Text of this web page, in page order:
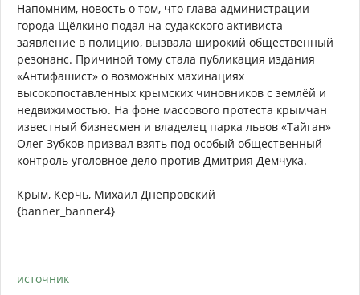
Напомним, новость о том, что глава администрации
города Щёлкино подал на судакского активиста
заявление в полицию, вызвала широкий общественный
резонанс. Причиной тому стала публикация издания
«Антифашист» о возможных махинациях
высокопоставленных крымских чиновников с землёй и
недвижимостью. На фоне массового протеста крымчан
известный бизнесмен и владелец парка львов «Тайган»
Олег Зубков призвал взять под особый общественный
контроль уголовное дело против Дмитрия Демчука.
Крым, Керчь, Михаил Днепровский
{banner_banner4}
источник